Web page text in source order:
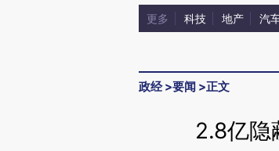
更多 科技 地产 汽
政经>要闻 >正文
2.8亿隐